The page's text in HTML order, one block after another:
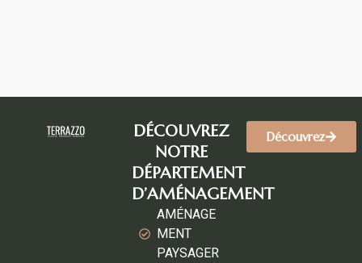
DÉCOUVREZ
NOTRE
DÉPARTEMENT
D’AMÉNAGEMENT
AMÉNAGE
MENT
PAYSAGER
Découvrez